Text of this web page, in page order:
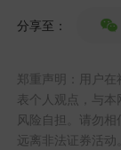
5.盛美上海
6.精研科技
亿
分享至：
郑重声明：用户
表个人观点，与
风险自担。请勿
远离非法证券活